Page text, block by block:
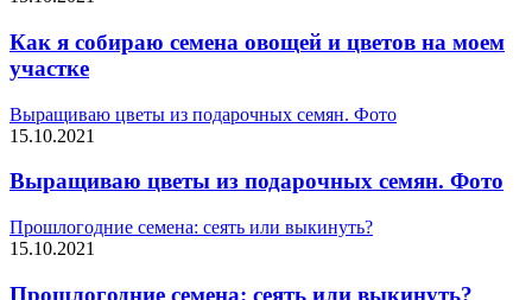
Как я собираю семена овощей и цветов на моем
участке
Выращиваю цветы из подарочных семян. Фото
15.10.2021
Выращиваю цветы из подарочных семян. Фото
Прошлогодние семена: сеять или выкинуть?
15.10.2021
Прошлогодние семена: сеять или выкинуть?